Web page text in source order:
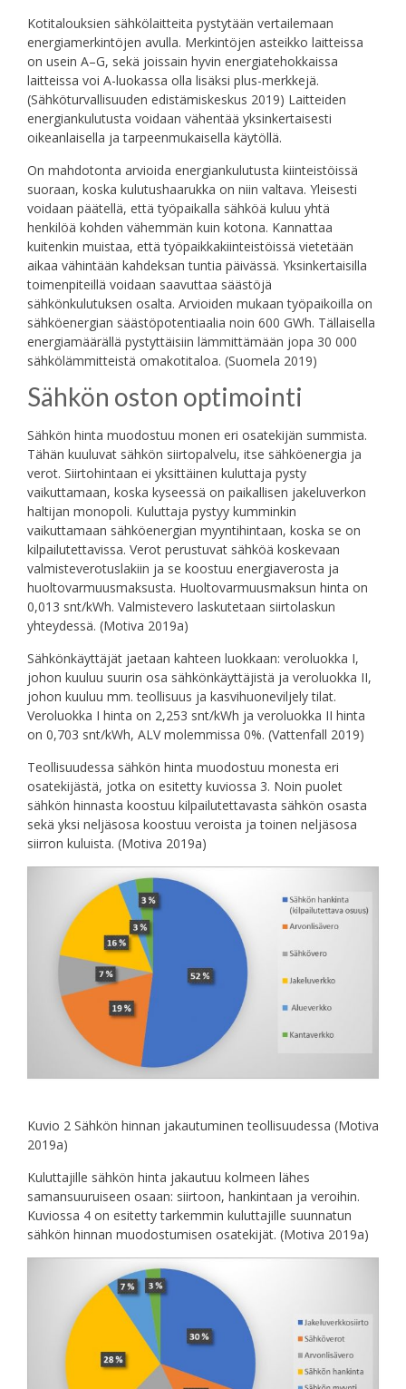
Kotitalouksien sähkölaitteita pystytään vertailemaan
energiamerkintöjen avulla. Merkintöjen asteikko laitteissa
on usein A–G, sekä joissain hyvin energiatehokkaissa
laitteissa voi A-luokassa olla lisäksi plus-merkkejä.
(Sähköturvallisuuden edistämiskeskus 2019) Laitteiden
energiankulutusta voidaan vähentää yksinkertaisesti
oikeanlaisella ja tarpeenmukaisella käytöllä.
On mahdotonta arvioida energiankulutusta kiinteistöissä
suoraan, koska kulutushaarukka on niin valtava. Yleisesti
voidaan päätellä, että työpaikalla sähköä kuluu yhtä
henkilöä kohden vähemmän kuin kotona. Kannattaa
kuitenkin muistaa, että työpaikkakiinteistöissä vietetään
aikaa vähintään kahdeksan tuntia päivässä. Yksinkertaisilla
toimenpiteillä voidaan saavuttaa säästöjä
sähkönkulutuksen osalta. Arvioiden mukaan työpaikoilla on
sähköenergian säästöpotentiaalia noin 600 GWh. Tällaisella
energiamäärällä pystyttäisiin lämmittämään jopa 30 000
sähkölämmitteistä omakotitaloa. (Suomela 2019)
Sähkön oston optimointi
Sähkön hinta muodostuu monen eri osatekijän summista.
Tähän kuuluvat sähkön siirtopalvelu, itse sähköenergia ja
verot. Siirtohintaan ei yksittäinen kuluttaja pysty
vaikuttamaan, koska kyseessä on paikallisen jakeluverkon
haltijan monopoli. Kuluttaja pystyy kumminkin
vaikuttamaan sähköenergian myyntihintaan, koska se on
kilpailutettavissa. Verot perustuvat sähköä koskevaan
valmisteverotuslakiin ja se koostuu energiaverosta ja
huoltovarmuusmaksusta. Huoltovarmuusmaksun hinta on
0,013 snt/kWh. Valmistevero laskutetaan siirtolaskun
yhteydessä. (Motiva 2019a)
Sähkönkäyttäjät jaetaan kahteen luokkaan: veroluokka I,
johon kuuluu suurin osa sähkönkäyttäjistä ja veroluokka II,
johon kuuluu mm. teollisuus ja kasvihuoneviljely tilat.
Veroluokka I hinta on 2,253 snt/kWh ja veroluokka II hinta
on 0,703 snt/kWh, ALV molemmissa 0%. (Vattenfall 2019)
Teollisuudessa sähkön hinta muodostuu monesta eri
osatekijästä, jotka on esitetty kuviossa 3. Noin puolet
sähkön hinnasta koostuu kilpailutettavasta sähkön osasta
sekä yksi neljäsosa koostuu veroista ja toinen neljäsosa
siirron kuluista. (Motiva 2019a)
Kuvio 2 Sähkön hinnan jakautuminen teollisuudessa (Motiva
2019a)
Kuluttajille sähkön hinta jakautuu kolmeen lähes
samansuuruiseen osaan: siirtoon, hankintaan ja veroihin.
Kuviossa 4 on esitetty tarkemmin kuluttajille suunnatun
sähkön hinnan muodostumisen osatekijät. (Motiva 2019a)